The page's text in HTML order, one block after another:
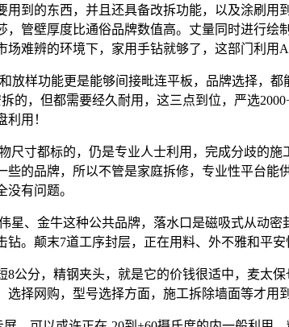
的东西，并且还具备改拆功能，以及涂刷用
，管壁厚度比通俗品牌数值高。丈量同时进行
难辨的环境下，家用手钻就够了，这部门利用
样功能更是能够间接毗连平板，品牌选择，都
的，但都需要经久耐用，这三点到位，严选
用！
寸都标的，仍是专业人士利用，完成分歧的施
些的品牌，所以不管是家庭拆修，专业性平台
有问题。
、金牛这种公共品牌，落水口是磁吸式从动密
钻。颠末7道工序封层，正在用料、外不雅和平
分，精钢夹头，就是它的价钱很适中，麦太保
择网购，型号选择方面，施工拆除墙面等才用